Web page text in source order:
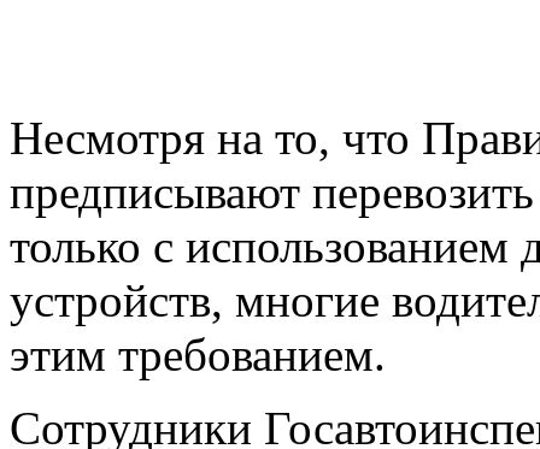
Несмотря на то, что
предписывают
только с
устройств, многие
этим требованием.
Сотрудники